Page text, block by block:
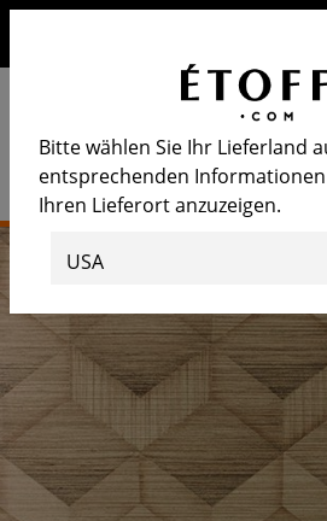
Bitte wählen Sie Ihr Lieferland
entsprechenden
Ihren Lieferort anzuzeigen.